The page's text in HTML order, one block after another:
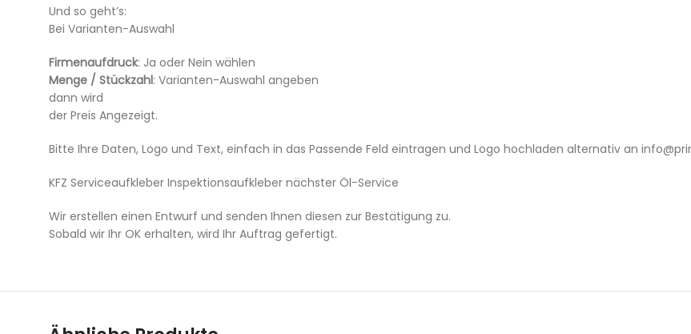
Und so geht’s:
Bei Varianten-Auswahl
Firmenaufdruck: Ja oder Nein wählen
Menge / Stückzahl: Varianten-Auswahl angeben
dann wird
der Preis Angezeigt.
Bitte Ihre Daten, Logo und Text, einfach in das Passende Feld eintragen und Logo hochladen alternativ an
KFZ Serviceaufkleber Inspektionsaufkleber nächster Öl-Service
Wir erstellen einen Entwurf und senden Ihnen diesen zur Bestätigung zu.
Sobald wir Ihr OK erhalten, wird Ihr Auftrag gefertigt.